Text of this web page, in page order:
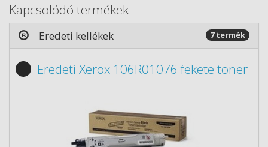
Kapcsolódó termékek
Eredeti kellékek 7 termék
Eredeti Xerox 106R01076 fekete toner